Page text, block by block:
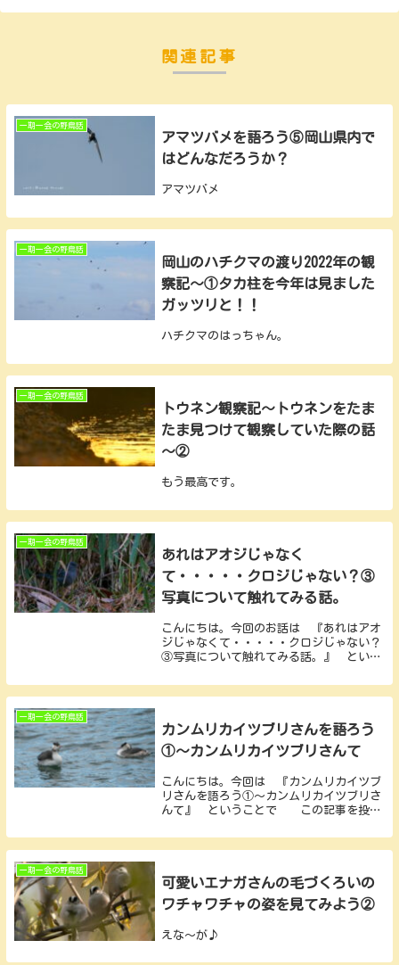
関連記事
一期一会の野鳥話
アマツバメを語ろう⑤岡山県内で
はどんなだろうか？
アマツバメ
一期一会の野鳥話
岡山のハチクマの渡り2022年の観
察記～①タカ柱を今年は見ました
ガッツリと！！
ハチクマのはっちゃん。
一期一会の野鳥話
トウネン観察記～トウネンをたま
たま見つけて観察していた際の話
～②
もう最高です。
一期一会の野鳥話
あれはアオジじゃなく
て・・・・・クロジじゃない？③
写真について触れてみる話。
こんにちは。今回のお話は 『あれはアオ
ジじゃなくて・・・・・クロジじゃない？
③写真について触れてみる話。』 という
くお願いします(*^_^*) 前回の話では
どうしてもクロジさんの性質上、暗い藪の
一期一会の野鳥話
カンムリカイツブリさんを語ろう
①～カンムリカイツブリさんて
こんにちは。今回は 『カンムリカイツブ
リさんを語ろう①～カンムリカイツブリさ
んて』 ということで この記事を投稿
リカイツブリさんを見ることはないかと思
いますがまぁ～せっかくなので撮影した写
一期一会の野鳥話
可愛いエナガさんの毛づくろいの
ワチャワチャの姿を見てみよう②
えな～が♪